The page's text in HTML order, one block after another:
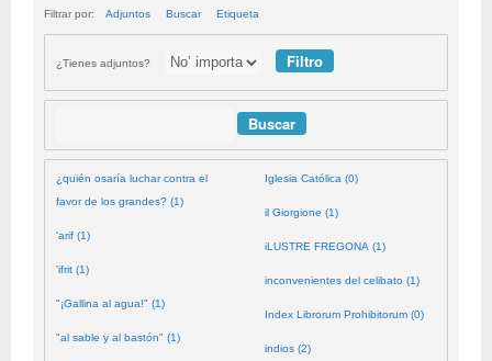
Filtrar por: Adjuntos Buscar Etiqueta
¿Tienes adjuntos?
¿quién osaría luchar contra el
favor de los grandes? (1)
'arif (1)
'ifrit (1)
"¡Gallina al agua!" (1)
"al sable y al bastón" (1)
Iglesia Católica (0)
il Giorgione (1)
iLUSTRE FREGONA (1)
inconvenientes del celibato (1)
Index Librorum Prohibitorum (0)
indios (2)